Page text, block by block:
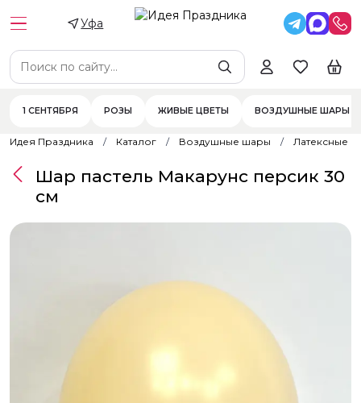
Уфа
1 СЕНТЯБРЯ РОЗЫ ЖИВЫЕ ЦВЕТЫ ВОЗДУШНЫЕ ШАРЫ
Идея Праздника Каталог Воздушные шары Латексные
Шар пастель Макарунс персик 30
см